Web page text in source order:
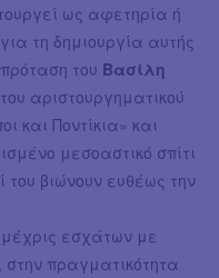
ως αφετηρία ή
τη δημιουργία αυτής
του Βασίλη
αριστουργηματικού
και Ποντίκια» και
μεσοαστικό σπίτι
του βιώνουν ευθέως την
εσχάτων με
πραγματικότητα